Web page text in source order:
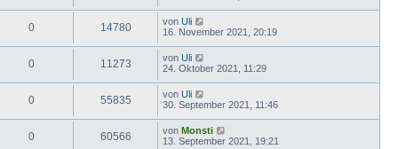
0 14780 von Uli
16. November 2021, 20:19
0 11273 von Uli
24. Oktober 2021, 11:29
0 55835 von Uli
30. September 2021, 11:46
0 60566 von Monsti
13. September 2021, 19:21